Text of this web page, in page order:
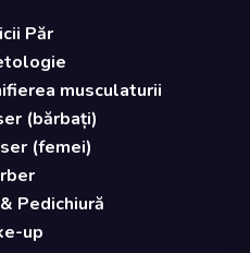
Păr
musculaturii
(bărbați)
(femei)
Pedichiură
up